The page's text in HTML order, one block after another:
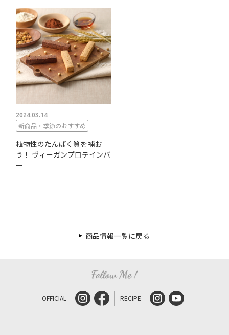
2024.03.14
新商品・季節のおすすめ
植物性のたんぱく質を補お
う！ ヴィーガンプロテインバ
ー
商品情報一覧に戻る
OFFICIAL RECIPE